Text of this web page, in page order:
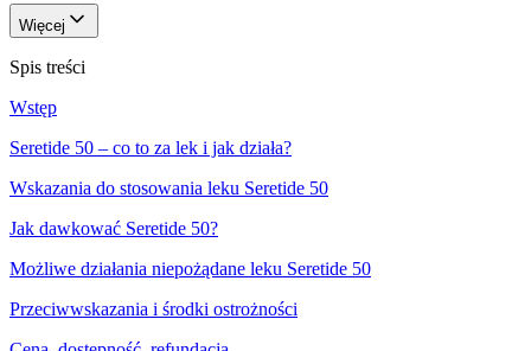
Więcej
Spis treści
Wstęp
Seretide 50 – co to za lek i jak działa?
Wskazania do stosowania leku Seretide 50
Jak dawkować Seretide 50?
Możliwe działania niepożądane leku Seretide 50
Przeciwwskazania i środki ostrożności